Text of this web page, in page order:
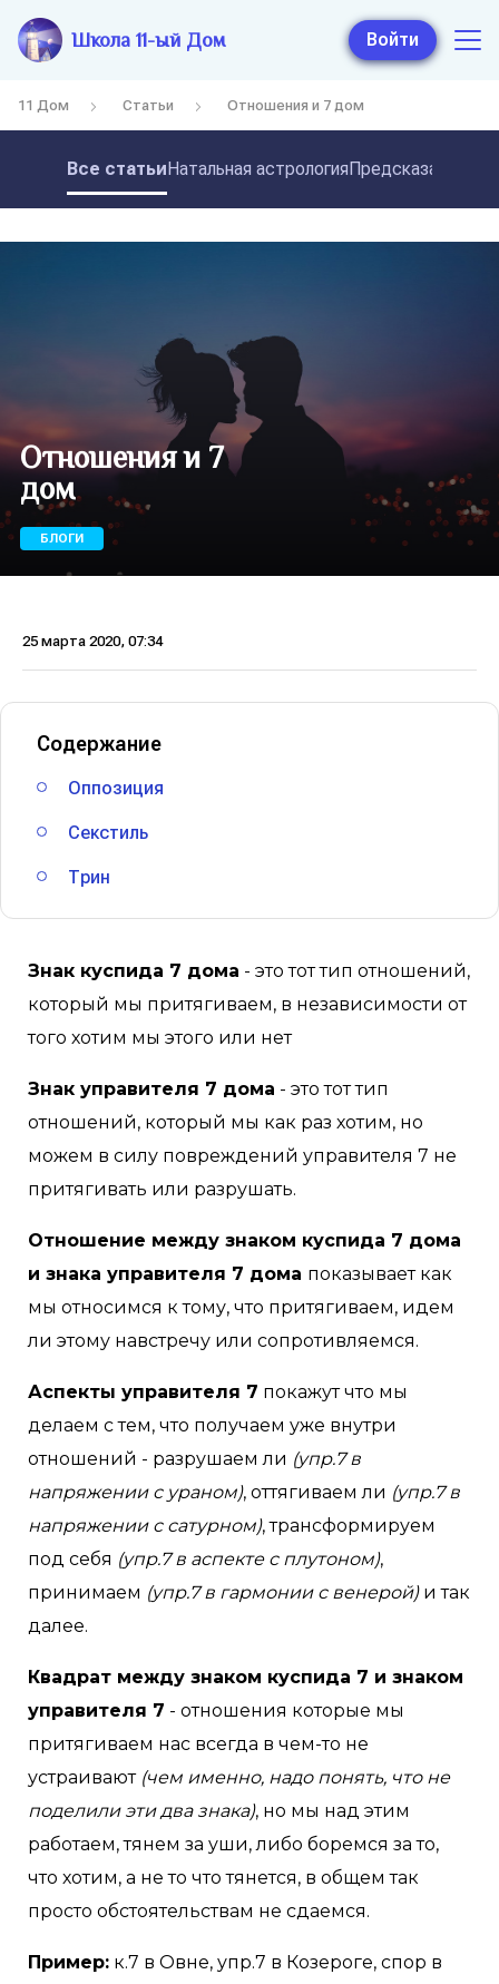
Школа 11-ый Дом Войти
11 Дом Статьи Отношения и 7 дом
Все статьиНатальная астрология
Отношения и 7
дом
БЛОГИ
25 марта 2020, 07:34
Содержание
Оппозиция
Секстиль
Трин
Знак куспида 7 дома - это тот тип отношений,
который мы притягиваем, в независимости от
того хотим мы этого или нет
Знак управителя 7 дома - это тот тип
отношений, который мы как раз хотим, но
можем в силу повреждений управителя 7 не
притягивать или разрушать.
Отношение между знаком куспида 7 дома
и знака управителя 7 дома показывает как
мы относимся к тому, что притягиваем, идем
ли этому навстречу или сопротивляемся.
Аспекты управителя 7 покажут что мы
делаем с тем, что получаем уже внутри
отношений - разрушаем ли (упр.7 в
напряжении с ураном), оттягиваем ли (упр.7 в
напряжении с сатурном), трансформируем
под себя (упр.7 в аспекте с плутоном),
принимаем (упр.7 в гармонии с венерой)и так
далее.
Квадрат между знаком куспида 7 и знаком
управителя 7 - отношения которые мы
притягиваем нас всегда в чем-то не
устраивают (чем именно, надо понять, что не
поделили эти два знака), но мы над этим
работаем, тянем за уши, либо боремся за то,
что хотим, а не то что тянется, в общем так
просто обстоятельствам не сдаемся.
Пример: к.7 в Овне, упр.7 в Козероге, спор в